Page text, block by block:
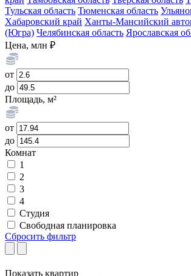
Тульская область Тюменская область
Хабаровский край Ханты-Мансийский
(Югра) Челябинская область Ярославская
Цена, млн ₽
от
до
Площадь, м²
от
до
Комнат
1
2
3
4
Студия
Свободная планировка
Сбросить фильтр
Показать квартир